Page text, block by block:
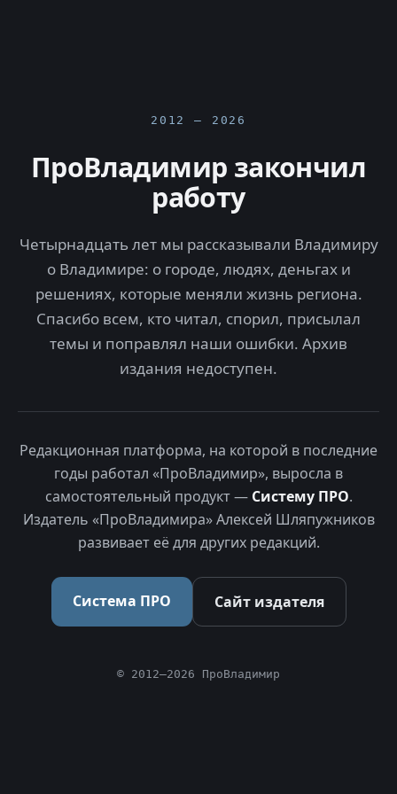
2012 — 2026
ПроВладимир закончил
работу
Четырнадцать лет мы рассказывали Владимиру
о Владимире: о городе, людях, деньгах и
решениях, которые меняли жизнь региона.
Спасибо всем, кто читал, спорил, присылал
темы и поправлял наши ошибки. Архив
издания недоступен.
Редакционная платформа, на которой в последние
годы работал «ПроВладимир», выросла в
самостоятельный продукт — Систему ПРО.
Издатель «ПроВладимира» Алексей Шляпужников
развивает её для других редакций.
Система ПРО Сайт издателя
© 2012–2026 ПроВладимир